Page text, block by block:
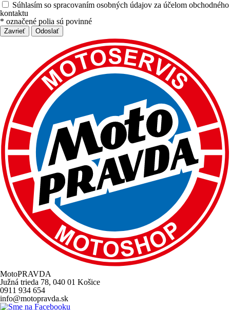
Súhlasím so spracovaním osobných údajov za účelom obchodného
kontaktu
* označené polia sú povinné
Zavrieť Odoslať
MotoPRAVDA
Južná trieda 78, 040 01 Košice
0911 934 654
info@motopravda.sk